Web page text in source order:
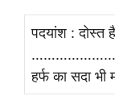
पदयांश : दोस्त
हर्फ का सदा